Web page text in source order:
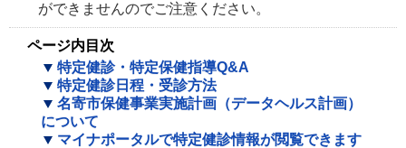
ができませんのでご注意ください。
ページ内目次
特定健診・特定保健指導Q&A
特定健診日程・受診方法
名寄市保健事業実施計画（データヘルス計画）
について
マイナポータルで特定健診情報が閲覧できます